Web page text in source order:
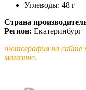
Углеводы: 48 г
Страна
Регион: Екатеринбург
Фотография на сайте
магазине.